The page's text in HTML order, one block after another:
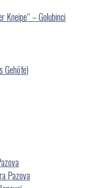
Kneipe“ – Golubinci
Gehöfe)
Pazova